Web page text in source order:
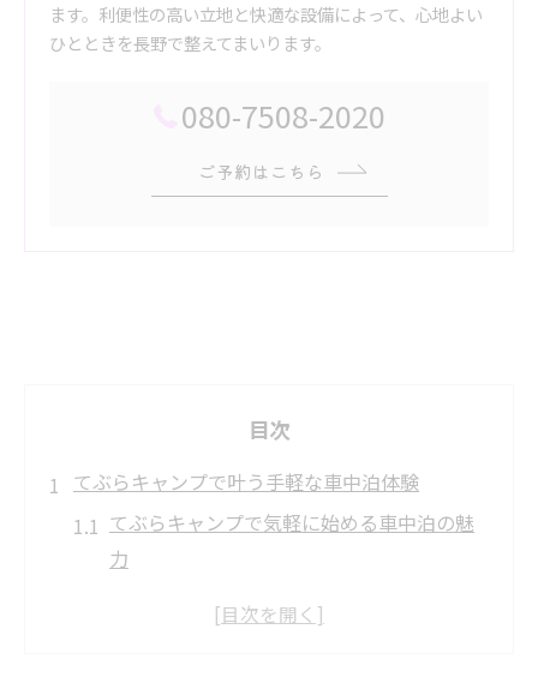
ます。利便性の高い立地と快適な設備によって、心地よい
ひとときを長野で整えてまいります。
080-7508-2020
ご予約はこちら
目次
てぶらキャンプで叶う手軽な車中泊体験
てぶらキャンプで気軽に始める車中泊の魅
力
荷物不要のてぶらキャンプの快適ポイント